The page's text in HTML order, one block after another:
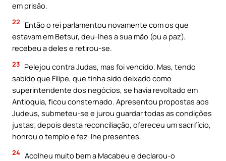
em prisão.
22
Então o rei parlamentou novamente com os que
estavam em Betsur, deu-Ihes a sua mão (ou a paz),
recebeu a deles e retirou-se.
23 Pelejou contra Judas, mas foi vencido. Mas, tendo
sabido que Filipe, que tinha sido deixado como
superintendente dos negócios, se havia revoltado em
Antioquia, ficou consternado. Apresentou propostas aos
Judeus, submeteu-se e jurou guardar todas as condições
justas; depois desta reconciliação, ofereceu um sacrifício,
honrou o templo e fez-lhe presentes.
24 Acolheu muito bem a Macabeu e declarou-o